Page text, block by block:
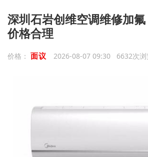
深圳石岩创维空调维修加氟
价格合理
价格： 面议 2026-08-07 09:30 6632次浏